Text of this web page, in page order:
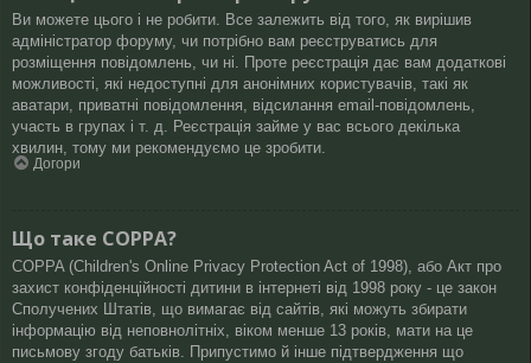
Ви можете цього і не робити. Все залежить від того, як вирішив
адміністратор форуму, чи потрібно вам реєструватись для
розміщення повідомлень, чи ні. Проте реєстрація дає вам додаткові
можливості, які недоступні для анонімних користувачів, такі як
аватари, приватні повідомлення, відсилання email-повідомлень,
участь в групах і т. д. Реєстрація займе у вас всього декілька
хвилин, тому ми рекомендуємо це зробити.
Догори
Що таке COPPA?
COPPA (Children's Online Privacy Protection Act of 1998), або Акт про
захист конфіденційності дитини в інтернеті від 1998 року - це закон
Сполучених Штатів, що вимагає від сайтів, які можуть збирати
інформацію від неповнолітніх, віком менше 13 років, мати на це
письмову згоду батьків. Припустимо й інше підтвердження що